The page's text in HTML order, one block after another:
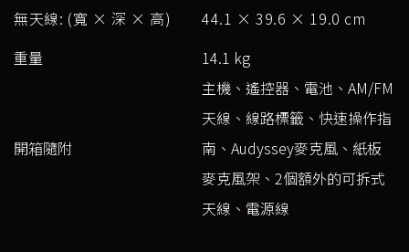
無天線: (寬 × 深 × 高)
44.1 × 39.6 × 19.0 cm
重量
14.1 kg
開箱隨附
主機、遙控器、電池、AM/FM
天線、線路標籤、快速操作指
南、Audyssey麥克風、紙板
麥克風架、2個額外的可拆式
天線、電源線